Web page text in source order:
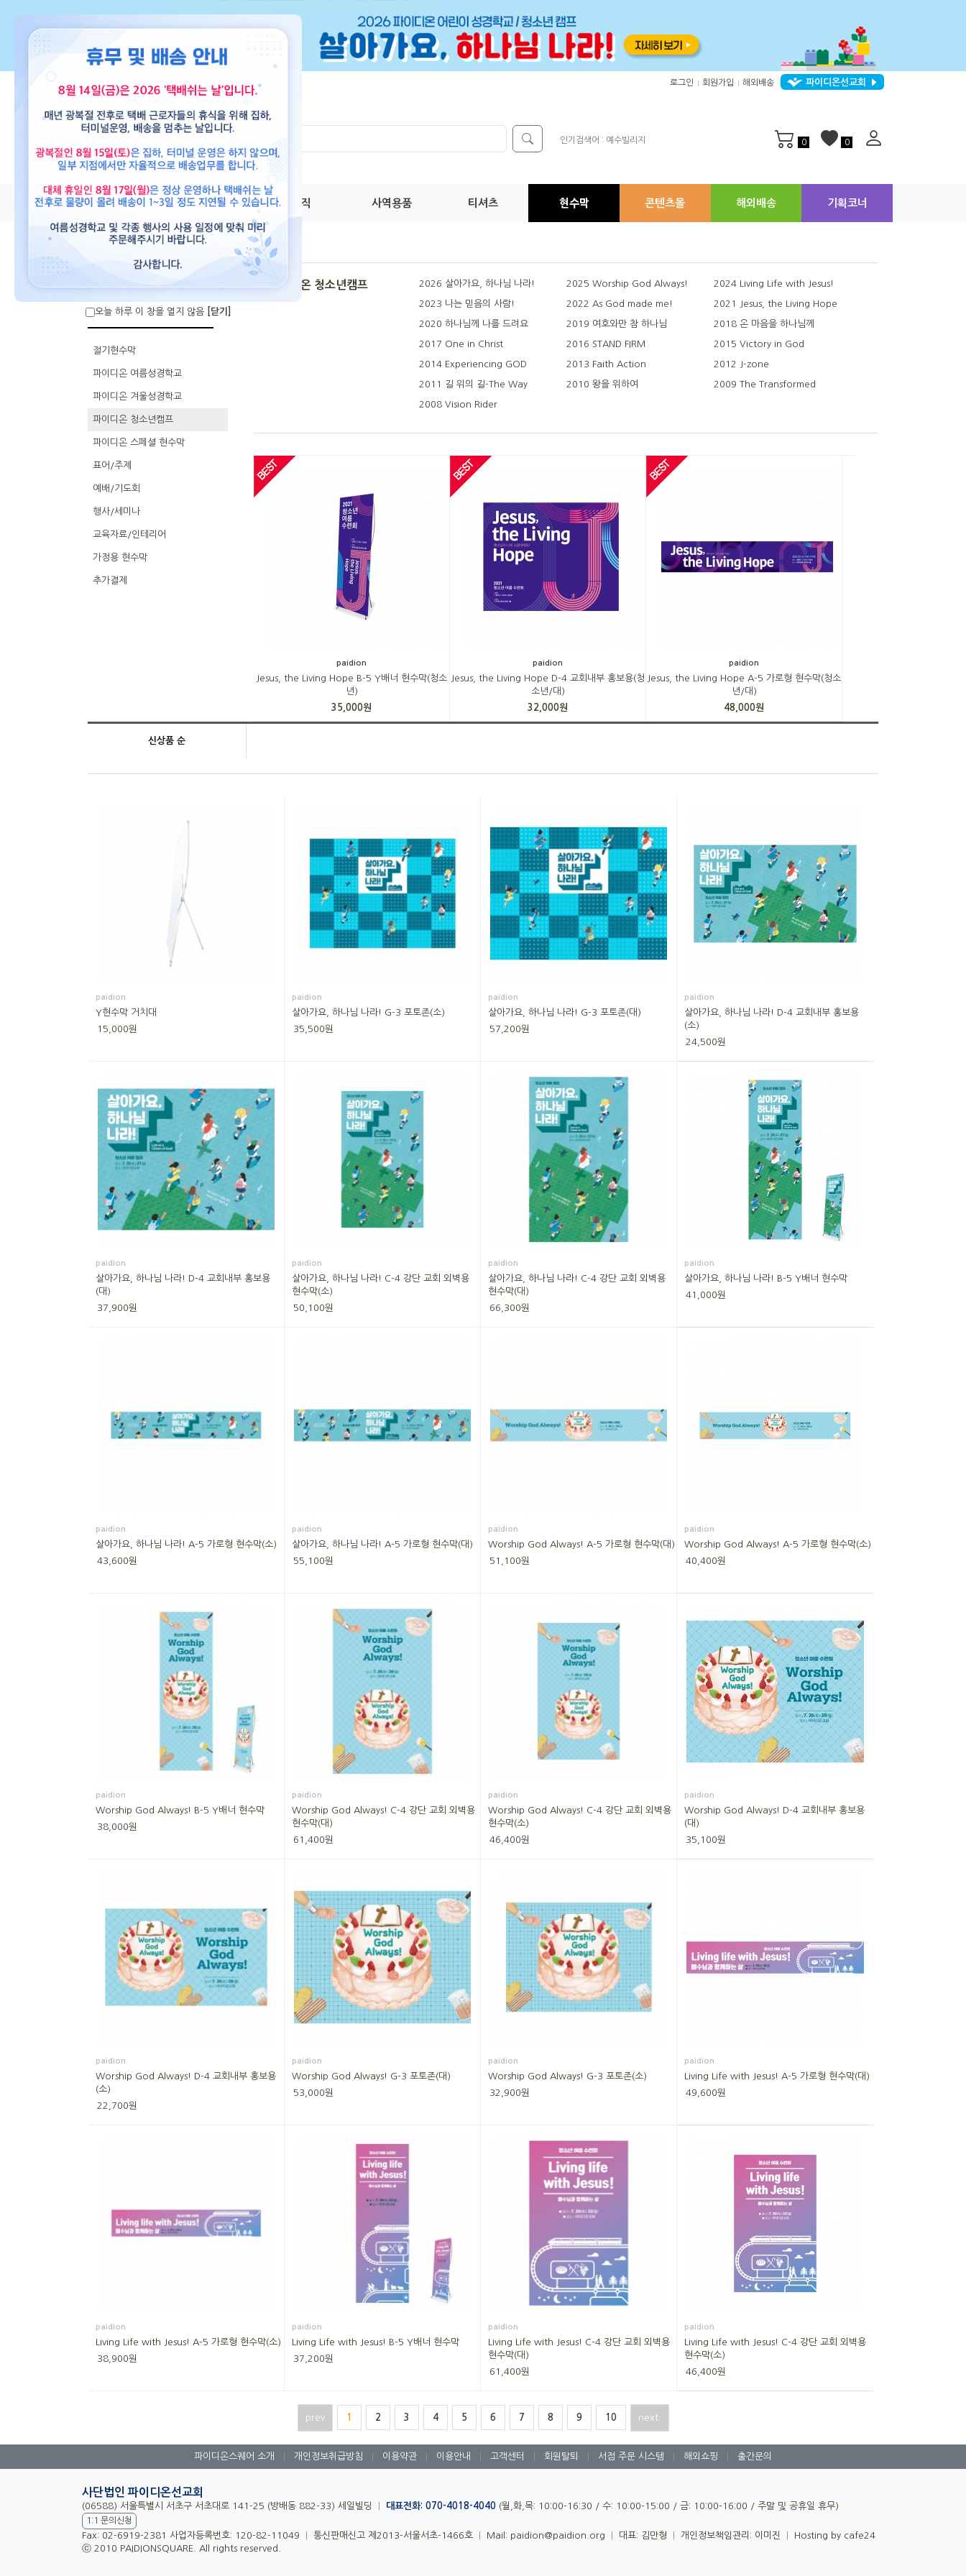
로그인 회원가입 해외배송 파이디온선교회
인기검색어 : 예수빌리지 0 0
교재 도서 뮤직 사역용품 티셔츠 현수막 콘텐츠몰 해외배송 기획코너
절기현수막
파이디온 여름성경학교
파이디온 겨울성경학교
파이디온 청소년캠프
파이디온 스페셜 현수막
표어/주제
예배/기도회
행사/세미나
교육자료/인테리어
가정용 현수막
추가결제
파이디온 청소년캠프 2026 살아가요, 하나님 나라! 2025 Worship God Always! 2024 Living Life with Jesus!
2023 나는 믿음의 사람! 2022 As God made me! 2021 Jesus, the Living Hope
2020 하나님께 나를 드려요 2019 여호와만 참 하나님 2018 온 마음을 하나님께
2017 One in Christ 2016 STAND FIRM 2015 Victory in God
2014 Experiencing GOD 2013 Faith Action 2012 J-zone
2011 길 위의 길-The Way 2010 왕을 위하여 2009 The Transformed
2008 Vision Rider
paidion
Jesus, the Living Hope B-5 Y배너 현수막(청소
년)
35,000원
paidion
Jesus, the Living Hope D-4 교회내부 홍보용(청
소년/대)
32,000원
paidion
Jesus, the Living Hope A-5 가로형 현수막(청소
년/대)
48,000원
신상품 순
paidion
Y현수막 거치대
15,000원
paidion
살아가요, 하나님 나라! G-3 포토존(소)
35,500원
paidion
살아가요, 하나님 나라! G-3 포토존(대)
57,200원
paidion
살아가요, 하나님 나라! D-4 교회내부 홍보용
(소)
24,500원
paidion
살아가요, 하나님 나라! D-4 교회내부 홍보용
(대)
37,900원
paidion
살아가요, 하나님 나라! C-4 강단 교회 외벽용
현수막(소)
50,100원
paidion
살아가요, 하나님 나라! C-4 강단 교회 외벽용
현수막(대)
66,300원
paidion
살아가요, 하나님 나라! B-5 Y배너 현수막
41,000원
paidion
살아가요, 하나님 나라! A-5 가로형 현수막(소)
43,600원
paidion
살아가요, 하나님 나라! A-5 가로형 현수막(대)
55,100원
paidion
Worship God Always! A-5 가로형 현수막(대)
51,100원
paidion
Worship God Always! A-5 가로형 현수막(소)
40,400원
paidion
Worship God Always! B-5 Y배너 현수막
38,000원
paidion
Worship God Always! C-4 강단 교회 외벽용
현수막(대)
61,400원
paidion
Worship God Always! C-4 강단 교회 외벽용
현수막(소)
46,400원
paidion
Worship God Always! D-4 교회내부 홍보용
(대)
35,100원
paidion
Worship God Always! D-4 교회내부 홍보용
(소)
22,700원
paidion
Worship God Always! G-3 포토존(대)
53,000원
paidion
Worship God Always! G-3 포토존(소)
32,900원
paidion
Living Life with Jesus! A-5 가로형 현수막(대)
49,600원
paidion
Living Life with Jesus! A-5 가로형 현수막(소)
38,900원
paidion
Living Life with Jesus! B-5 Y배너 현수막
37,200원
paidion
Living Life with Jesus! C-4 강단 교회 외벽용
현수막(대)
61,400원
paidion
Living Life with Jesus! C-4 강단 교회 외벽용
현수막(소)
46,400원
prev 1 2 3 4 5 6 7 8 9 10 next
파이디온스퀘어 소개 개인정보취급방침 이용약관 이용안내 고객센터 회원탈퇴 서점 주문 시스템 해외쇼핑 출간문의
사단법인 파이디온선교회
(06588) 서울특별시 서초구 서초대로 141-25 (방배동 882-33) 세일빌딩 대표전화: 070-4018-4040 (월,화,목: 10:00-16:30 / 수: 10:00-15:00 / 금: 10:00-16:00 / 주말 및 공휴일 휴무)
1:1 문의신청
Fax: 02-6919-2381 사업자등록번호: 120-82-11049 통신판매신고 제2013-서울서초-1466호 Mail: paidion@paidion.org 대표: 김만형 개인정보책임관리: 이미진
Hosting by cafe24
ⓒ 2010 PAIDIONSQUARE. All rights reserved.
오늘 하루 이 창을 열지 않음 [닫기]